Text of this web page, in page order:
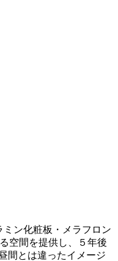
ン化粧板・メラフロン
空間を提供し、５年後
間とは違ったイメージ